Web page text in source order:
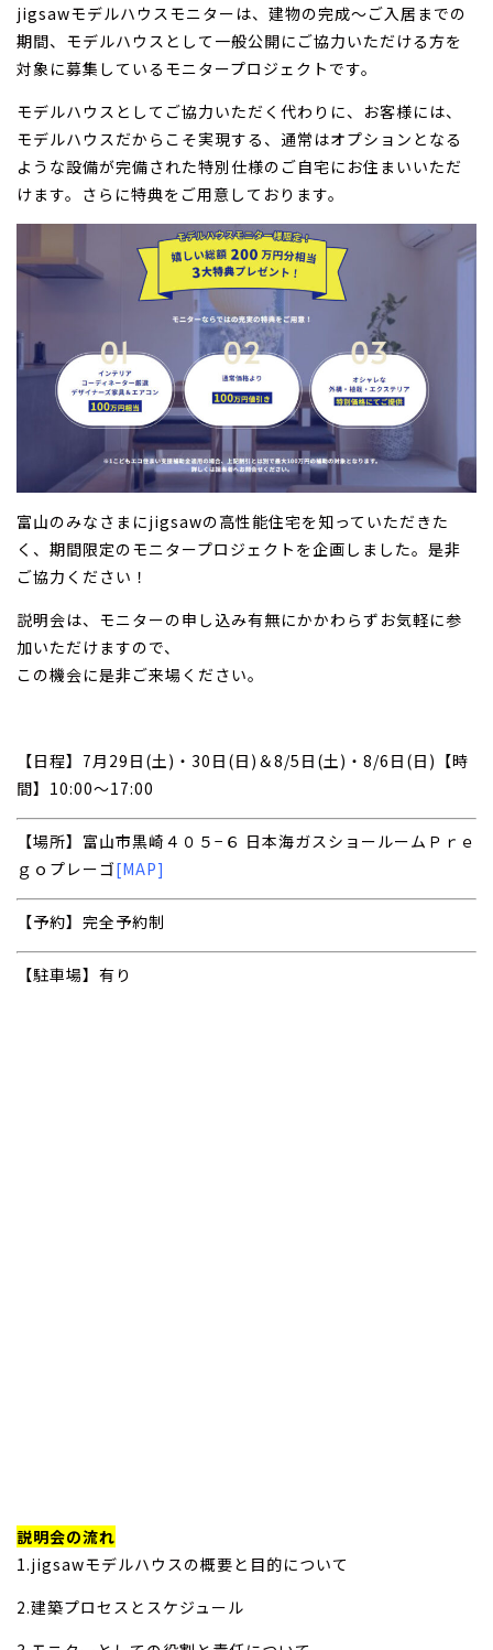
jigsawモデルハウスモニターは、建物の完成～ご入居までの
期間、モデルハウスとして一般公開にご協力いただける方を
対象に募集しているモニタープロジェクトです。
モデルハウスとしてご協力いただく代わりに、お客様には、
モデルハウスだからこそ実現する、通常はオプションとなる
ような設備が完備された特別仕様のご自宅にお住まいいただ
けます。さらに特典をご用意しております。
富山のみなさまにjigsawの高性能住宅を知っていただきた
く、期間限定のモニタープロジェクトを企画しました。是非
ご協力ください！
説明会は、モニターの申し込み有無にかかわらずお気軽に参
加いただけますので、
この機会に是非ご来場ください。
【日程】7月29日(土)・30日(日)＆8/5日(土)・8/6日(日)【時
間】10:00～17:00
【場所】富山市黒崎４０５−６ 日本海ガスショールームＰｒｅ
ｇｏプレーゴ[MAP]
【予約】完全予約制
【駐車場】有り
説明会の流れ
1.jigsawモデルハウスの概要と目的について
2.建築プロセスとスケジュール